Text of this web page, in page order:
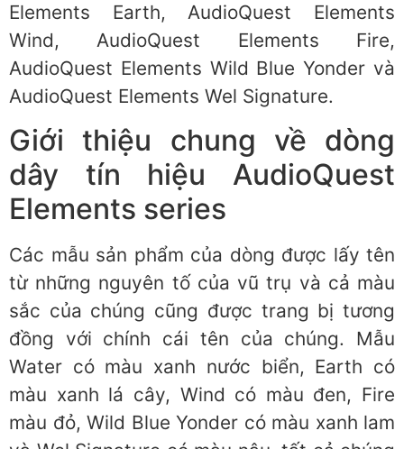
Elements Earth, AudioQuest Elements
Wind, AudioQuest Elements Fire,
AudioQuest Elements Wild Blue Yonder và
AudioQuest Elements Wel Signature.
Giới thiệu chung về dòng
dây tín hiệu AudioQuest
Elements series
Các mẫu sản phẩm của dòng được lấy tên
từ những nguyên tố của vũ trụ và cả màu
sắc của chúng cũng được trang bị tương
đồng với chính cái tên của chúng. Mẫu
Water có màu xanh nước biển, Earth có
màu xanh lá cây, Wind có màu đen, Fire
màu đỏ, Wild Blue Yonder có màu xanh lam